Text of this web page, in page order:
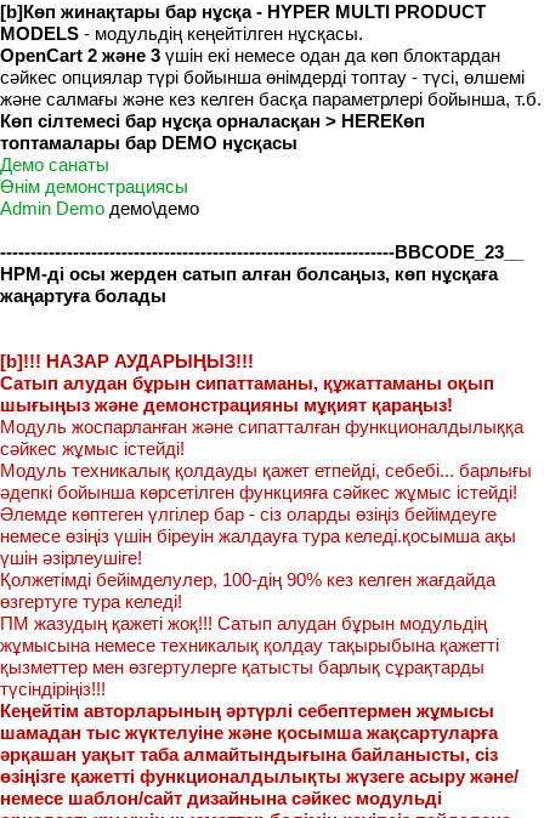
[b]Көп жинақтары бар нұсқа - HYPER MULTI PRODUCT
MODELS - модульдің кеңейтілген нұсқасы.
OpenCart 2 және 3 үшін екі немесе одан да көп блоктардан
сәйкес опциялар түрі бойынша өнімдерді топтау - түсі, өлшемі
және салмағы және кез келген басқа параметрлері бойынша, т.б.
Көп сілтемесі бар нұсқа орналасқан > HEREКөп
топтамалары бар DEMO нұсқасы
Демо санаты
Өнім демонстрациясы
Admin Demo демо\демо
-----------------------------------------------------------------BBCODE_23__
HPM-ді осы жерден сатып алған болсаңыз, көп нұсқаға
жаңартуға болады
[b]!!! НАЗАР АУДАРЫҢЫЗ!!!
Сатып алудан бұрын сипаттаманы, құжаттаманы оқып
шығыңыз және демонстрацияны мұқият қараңыз!
Модуль жоспарланған және сипатталған функционалдылыққа
сәйкес жұмыс істейді!
Модуль техникалық қолдауды қажет етпейді, себебі... барлығы
әдепкі бойынша көрсетілген функцияға сәйкес жұмыс істейді!
Әлемде көптеген үлгілер бар - сіз оларды өзіңіз бейімдеуге
немесе өзіңіз үшін біреуін жалдауға тура келеді.қосымша ақы
үшін әзірлеушіге!
Қолжетімді бейімделулер, 100-дің 90% кез келген жағдайда
өзгертуге тура келеді!
ПМ жазудың қажеті жоқ!!! Сатып алудан бұрын модульдің
жұмысына немесе техникалық қолдау тақырыбына қажетті
қызметтер мен өзгертулерге қатысты барлық сұрақтарды
түсіндіріңіз!!!
Кеңейтім авторларының әртүрлі себептермен жұмысы
шамадан тыс жүктелуіне және қосымша жақсартуларға
әрқашан уақыт таба алмайтындығына байланысты, сіз
өзіңізге қажетті функционалдылықты жүзеге асыру және/
немесе шаблон/сайт дизайнына сәйкес модульді